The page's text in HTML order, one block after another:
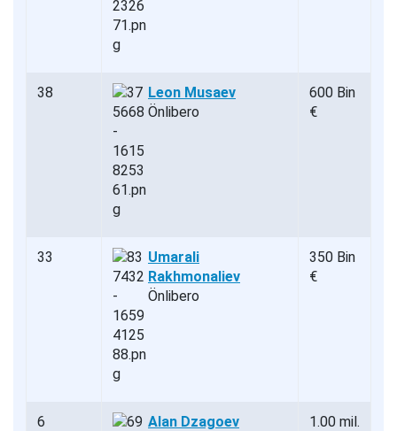
38
Leon Musaev
Önlibero
600 Bin
€
33
Umarali
Rakhmonaliev
Önlibero
350 Bin
€
6
Alan Dzagoev
1.00 mil.